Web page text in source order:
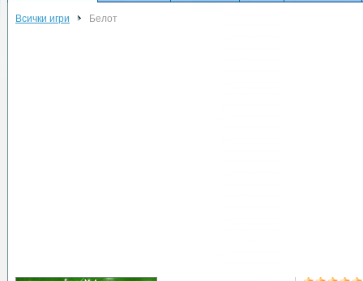
Всички игри Белот